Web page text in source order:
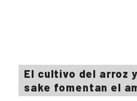
El cultivo del arroz
sake fomentan el